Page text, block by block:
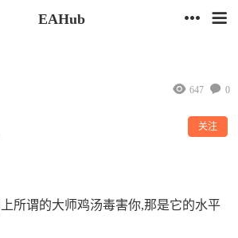
EAHub
0
647
关注
所谓的大师鸡汤毒害你,那是它的水平